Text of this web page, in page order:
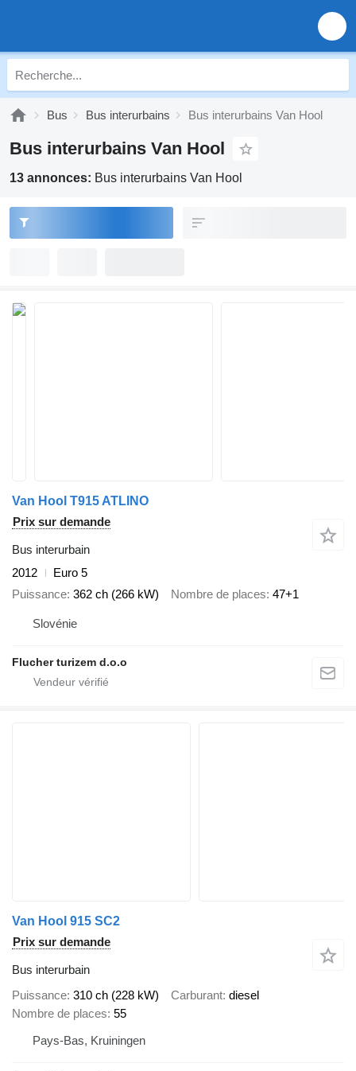
Bus Bus interurbains Bus interurbains Van Hool
Bus interurbains Van Hool
13 annonces: Bus interurbains Van Hool
Van Hool T915 ATLINO
Prix sur demande
Bus interurbain
2012
Euro 5
Puissance 362 ch (266 kW) Nombre de places 47+1
Slovénie
Flucher turizem d.o.o
Van Hool 915 SC2
Prix sur demande
Bus interurbain
Puissance 310 ch (228 kW) Carburant diesel
Nombre de places 55
Pays-Bas, Kruiningen